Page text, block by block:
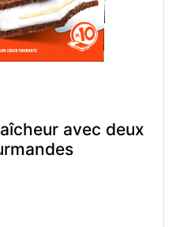
avec deux